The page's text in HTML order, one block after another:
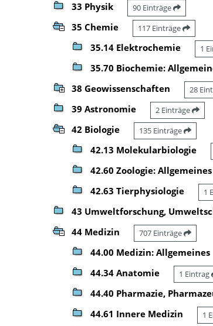
33 Physik 90 Einträge
35 Chemie 117 Einträge
35.14 Elektrochemie 1
35.70 Biochemie:
38 Geowissenschaften 28
39 Astronomie 2 Einträge
42 Biologie 135 Einträge
42.13 Molekularbiologie
42.60 Zoologie: Allgemeines
42.63 Tierphysiologie 1
43 Umweltforschung,
44 Medizin 707 Einträge
44.00 Medizin: Allgemeines
44.34 Anatomie 1 Eintrag
44.40 Pharmazie,
44.61 Innere Medizin 1